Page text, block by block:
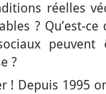
réelles
? Qu’est-
?
! Depuis 1995